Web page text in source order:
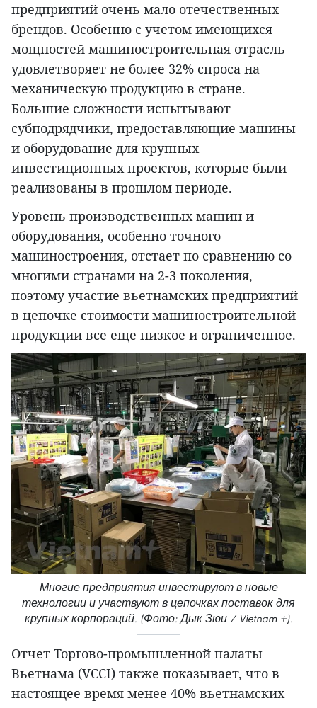
предприятий очень мало отечественных
брендов. Особенно с учетом имеющихся
мощностей машиностроительная отрасль
удовлетворяет не более 32% спроса на
механическую продукцию в стране.
Большие сложности испытывают
субподрядчики, предоставляющие машины
и оборудование для крупных
инвестиционных проектов, которые были
реализованы в прошлом периоде.
Уровень производственных машин и
оборудования, особенно точного
машиностроения, отстает по сравнению со
многими странами на 2-3 поколения,
поэтому участие вьетнамских предприятий
в цепочке стоимости машиностроительной
продукции все еще низкое и ограниченное.
Многие предприятия инвестируют в новые
технологии и участвуют в цепочках поставок для
крупных корпораций. (Фото: Дык Зюи / Vietnam +).
Отчет Торгово-промышленной палаты
Вьетнама (VCCI) также показывает, что в
настоящее время менее 40% вьетнамских